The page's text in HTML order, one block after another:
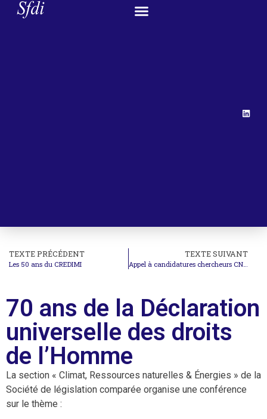
TEXTE PRÉCÉDENT
Les 50 ans du CREDIMI
TEXTE SUIVANT
70 ans de la Déclaration
universelle des droits
de l’Homme
La section « Climat, Ressources naturelles & Énergies » de la
Société de législation comparée organise une conférence
sur le thème :